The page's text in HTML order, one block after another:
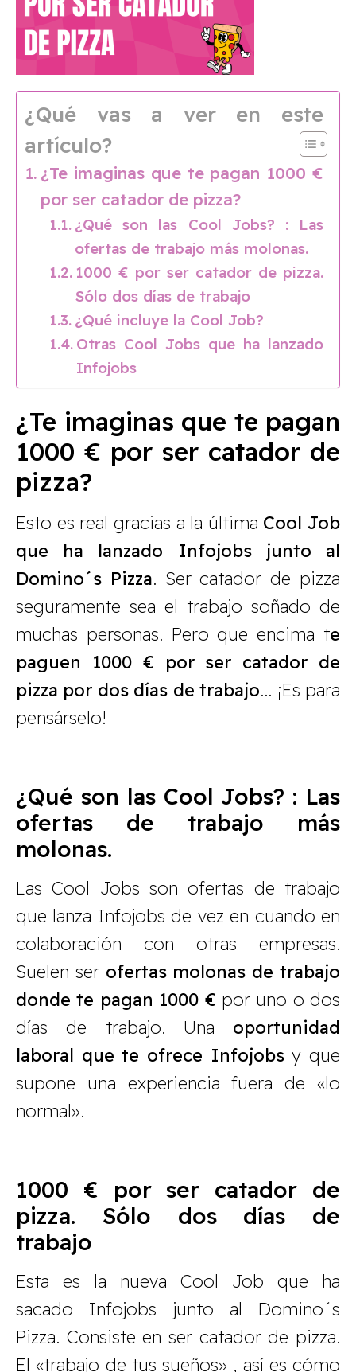
¿Qué vas a ver en este
artículo?
¿Te imaginas que te pagan 1000 €
por ser catador de pizza?
¿Qué son las Cool Jobs? : Las
ofertas de trabajo más molonas.
1000 € por ser catador de pizza.
Sólo dos días de trabajo
¿Qué incluye la Cool Job?
Otras Cool Jobs que ha lanzado
Infojobs
¿Te imaginas que te pagan
1000 € por ser catador de
pizza?
Esto es real gracias a la última Cool Job
que ha lanzado Infojobs junto al
Domino´s Pizza. Ser catador de pizza
seguramente sea el trabajo soñado de
muchas personas. Pero que encima te
paguen 1000 € por ser catador de
pizza por dos días de trabajo… ¡Es para
pensárselo!
¿Qué son las Cool Jobs? : Las
ofertas de trabajo más
molonas.
Las Cool Jobs son ofertas de trabajo
que lanza Infojobs de vez en cuando en
colaboración con otras empresas.
Suelen ser ofertas molonas de trabajo
donde te pagan 1000 € por uno o dos
días de trabajo. Una oportunidad
laboral que te ofrece Infojobsy que
supone una experiencia fuera de «lo
normal».
1000 € por ser catador de
pizza. Sólo dos días de
trabajo
Esta es la nueva Cool Job que ha
sacado Infojobs junto al Domino´s
Pizza. Consiste en ser catador de pizza.
El «trabajo de tus sueños» , así es cómo